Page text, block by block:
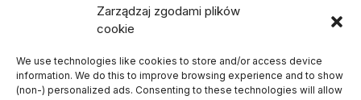
Zarządzaj zgodami plików
cookie
We use technologies like cookies to store and/or access device
information. We do this to improve browsing experience and to show
(non-) personalized ads. Consenting to these technologies will allow
Gospodarka Wodorowa
H2
Hydrogen Europe
Infrastruktura Wodorowa
Magazynowanie Energii
Magazynowanie Wodoru
Małopolska
Neutralność Klimatyczna